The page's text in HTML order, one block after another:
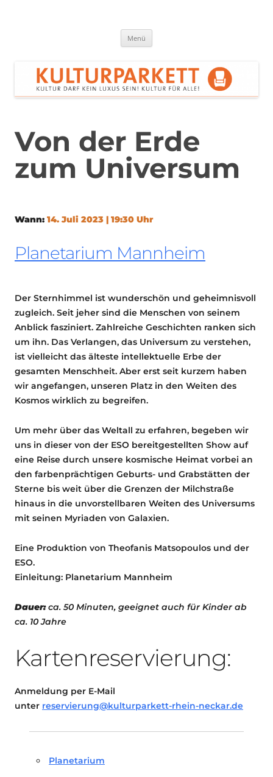
Menü
Von der Erde
zum Universum
Wann: 14. Juli 2023 | 19:30 Uhr
Planetarium Mannheim
Der Sternhimmel ist wunderschön und geheimnisvoll
zugleich. Seit jeher sind die Menschen von seinem
Anblick fasziniert. Zahlreiche Geschichten ranken sich
um ihn. Das Verlangen, das Universum zu verstehen,
ist vielleicht das älteste intellektuelle Erbe der
gesamten Menschheit. Aber erst seit kurzem haben
wir angefangen, unseren Platz in den Weiten des
Kosmos wirklich zu begreifen.
Um mehr über das Weltall zu erfahren, begeben wir
uns in dieser von der ESO bereitgestellten Show auf
eine Reise durch unsere kosmische Heimat vorbei an
den farbenprächtigen Geburts- und Grabstätten der
Sterne bis weit über die Grenzen der Milchstraße
hinaus in die unvorstellbaren Weiten des Universums
mit seinen Myriaden von Galaxien.
Eine Produktion von Theofanis Matsopoulos und der
ESO.
Einleitung: Planetarium Mannheim
Dauer:ca. 50 Minuten, geeignet auch für Kinder ab
ca. 10 Jahre
Kartenreservierung:
Anmeldung per E-Mail
unter reservierung@kulturparkett-rhein-neckar.de
Planetarium